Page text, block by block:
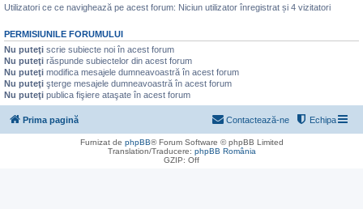
Utilizatori ce ce navighează pe acest forum: Niciun utilizator înregistrat și 4 vizitatori
PERMISIUNILE FORUMULUI
Nu puteţi scrie subiecte noi în acest forum
Nu puteţi răspunde subiectelor din acest forum
Nu puteţi modifica mesajele dumneavoastră în acest forum
Nu puteţi şterge mesajele dumneavoastră în acest forum
Nu puteţi publica fişiere ataşate în acest forum
Prima pagină Echipa
Contactează-ne
Furnizat de phpBB® Forum Software © phpBB Limited
Translation/Traducere: phpBB România
GZIP: Off